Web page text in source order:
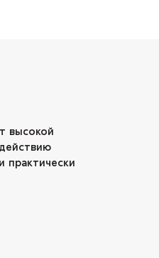
высокой
практически